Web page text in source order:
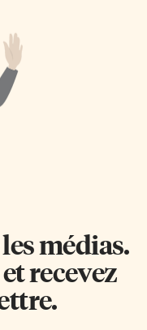
médias.
recevez